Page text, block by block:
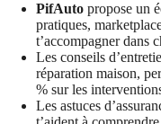
PifAuto propose un
pratiques,
t’accompagner dans
Les conseils
réparation maison,
% sur les
Les astuces